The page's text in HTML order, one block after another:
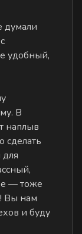
думали
удобный,
В
наплыв
сделать
— тоже
Вы нам
и буду